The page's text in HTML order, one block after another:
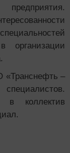
организации
«Транснефть –
в коллектив